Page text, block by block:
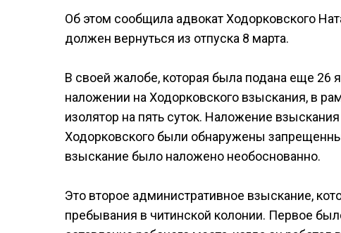
Об этом сообщила адвокат Ходорковского
должен вернуться из отпуска 8 марта.
В своей жалобе, которая была подана еще 26
наложении на Ходорковского взыскания, в
изолятор на пять суток. Наложение
Ходорковского были обнаружены
взыскание было наложено необоснованно.
Это второе административное взыскание,
пребывания в читинской колонии. Первое